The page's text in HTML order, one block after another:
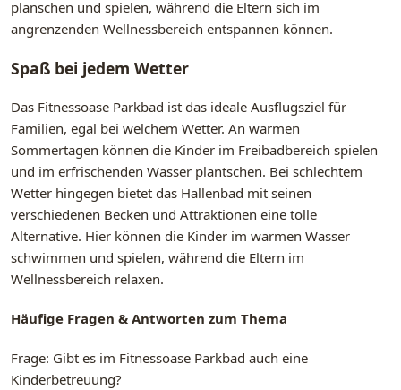
planschen und spielen, während die Eltern sich im
angrenzenden Wellnessbereich entspannen können.
Spaß bei jedem Wetter
Das Fitnessoase Parkbad ist das ideale Ausflugsziel für
Familien, egal bei welchem Wetter. An warmen
Sommertagen können die Kinder im Freibadbereich spielen
und im erfrischenden Wasser plantschen. Bei schlechtem
Wetter hingegen bietet das Hallenbad mit seinen
verschiedenen Becken und Attraktionen eine tolle
Alternative. Hier können die Kinder im warmen Wasser
schwimmen und spielen, während die Eltern im
Wellnessbereich relaxen.
Häufige Fragen & Antworten zum Thema
Frage: Gibt es im Fitnessoase Parkbad auch eine
Kinderbetreuung?